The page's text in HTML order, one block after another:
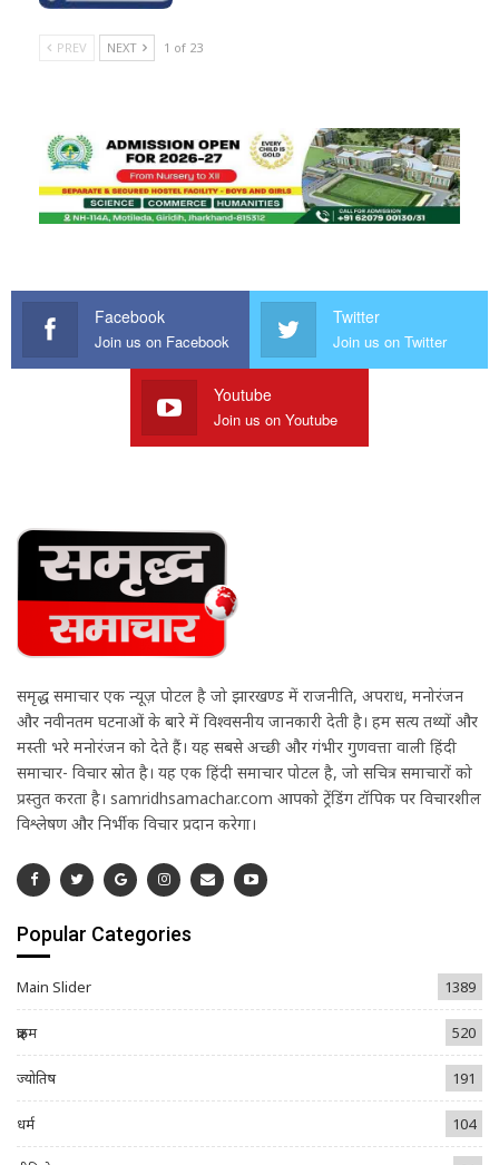
PREV NEXT 1 of 23
Facebook
Join us on Facebook
Twitter
Join us on Twitter
Youtube
Join us on Youtube
समृद्ध समाचार एक न्यूज़ पोर्टल है जो झारखण्ड में राजनीति, अपराध, मनोरंजन
और नवीनतम घटनाओं के बारे में विश्वसनीय जानकारी देती है। हम सत्य तथ्यों और
मस्ती भरे मनोरंजन को देते हैं। यह सबसे अच्छी और गंभीर गुणवत्ता वाली हिंदी
समाचार- विचार स्रोत है। यह एक हिंदी समाचार पोर्टल है, जो सचित्र समाचारों को
प्रस्तुत करता है। samridhsamachar.com आपको ट्रेंडिंग टॉपिक पर विचारशील
विश्लेषण और निर्भीक विचार प्रदान करेगा।
Popular Categories
Main Slider 1389
क्राइम 520
ज्योतिष 191
धर्म 104